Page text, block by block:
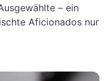
– ein
Aficionados nur